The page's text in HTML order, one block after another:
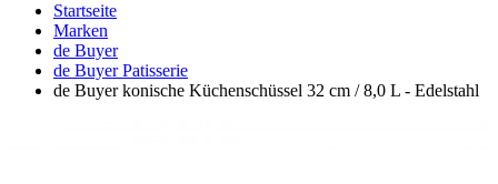
Startseite
Marken
de Buyer
de Buyer Patisserie
de Buyer konische Küchenschüssel 32 cm / 8,0 L - Edelstahl